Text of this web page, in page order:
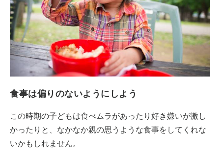
食事は偏りのないようにしよう
この時期の子どもは食べムラがあったり好き嫌いが激し
かったりと、なかなか親の思うような食事をしてくれな
いかもしれません。